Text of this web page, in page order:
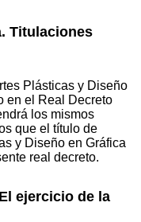
Titulaciones
Plásticas y Diseño
en el Real Decreto
los mismos
que el título de
y Diseño en Gráfica
real decreto.
ejercicio de la